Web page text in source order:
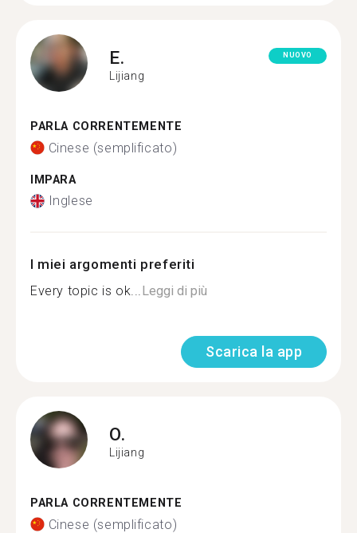
E.
Lijiang
NUOVO
PARLA CORRENTEMENTE
Cinese (semplificato)
IMPARA
Inglese
I miei argomenti preferiti
Every topic is ok...Leggi di più
Scarica la app
O.
Lijiang
PARLA CORRENTEMENTE
Cinese (semplificato)